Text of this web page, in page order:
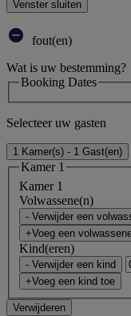
Venster sluiten
fout(en)
Wat is uw bestemming?
Booking Dates
Selecteer uw gasten
1 Kamer(s) - 1 Gast(en)
Kamer 1
Kamer 1
Volwassene(n)
- Verwijder een
+Voeg een
Kind(eren)
- Verwijder een kind
+Voeg een kind toe
Verwijderen